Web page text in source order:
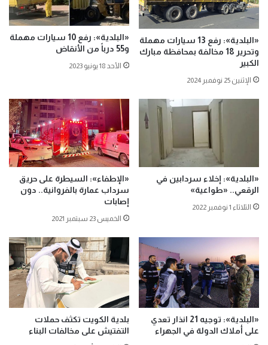
«البلدية»: رفع 13 سيارات مهملة
وتحرير 18 مخالفة بمحافظة مبارك
الكبير
الإثنين 25 نوفمبر 2024
«البلدية»: رفع 10 سيارات مهملة
و55 درباً من الأنقاض
الأحد 18 يونيو 2023
«البلدية»: إخلاء سردابين في
الرقعي.. «طواعية»
الثلاثاء 1 نوفمبر 2022
«الإطفاء»: السيطرة على حريق
سرداب عمارة بالفروانية.. دون
إصابات
الخميس 23 سبتمبر 2021
«البلدية»: توجيه 21 انذار تعدي
على أملاك الدولة في الجهراء
بلدية الكويت تكثف حملات
التفتيش على مخالفات البناء